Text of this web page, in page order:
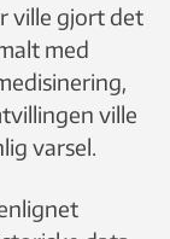
ville gjort det
med
ville
varsel.